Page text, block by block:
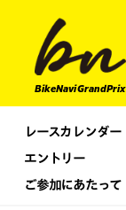
BikeNavi GrandPrix
レースカレンダー
エントリー
ご参加にあたって